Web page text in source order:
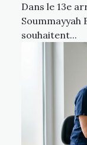
Dans le 13e
Soummayyah
souhaitent...